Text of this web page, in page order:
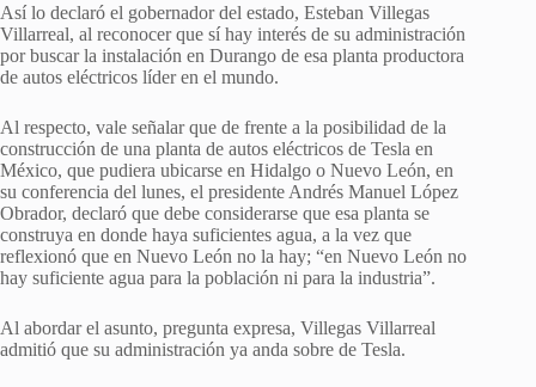
Así lo declaró el gobernador del estado, Esteban Villegas
Villarreal, al reconocer que sí hay interés de su administración
por buscar la instalación en Durango de esa planta productora
de autos eléctricos líder en el mundo.
Al respecto, vale señalar que de frente a la posibilidad de la
construcción de una planta de autos eléctricos de Tesla en
México, que pudiera ubicarse en Hidalgo o Nuevo León, en
su conferencia del lunes, el presidente Andrés Manuel López
Obrador, declaró que debe considerarse que esa planta se
construya en donde haya suficientes agua, a la vez que
reflexionó que en Nuevo León no la hay; “en Nuevo León no
hay suficiente agua para la población ni para la industria”.
Al abordar el asunto, pregunta expresa, Villegas Villarreal
admitió que su administración ya anda sobre de Tesla.